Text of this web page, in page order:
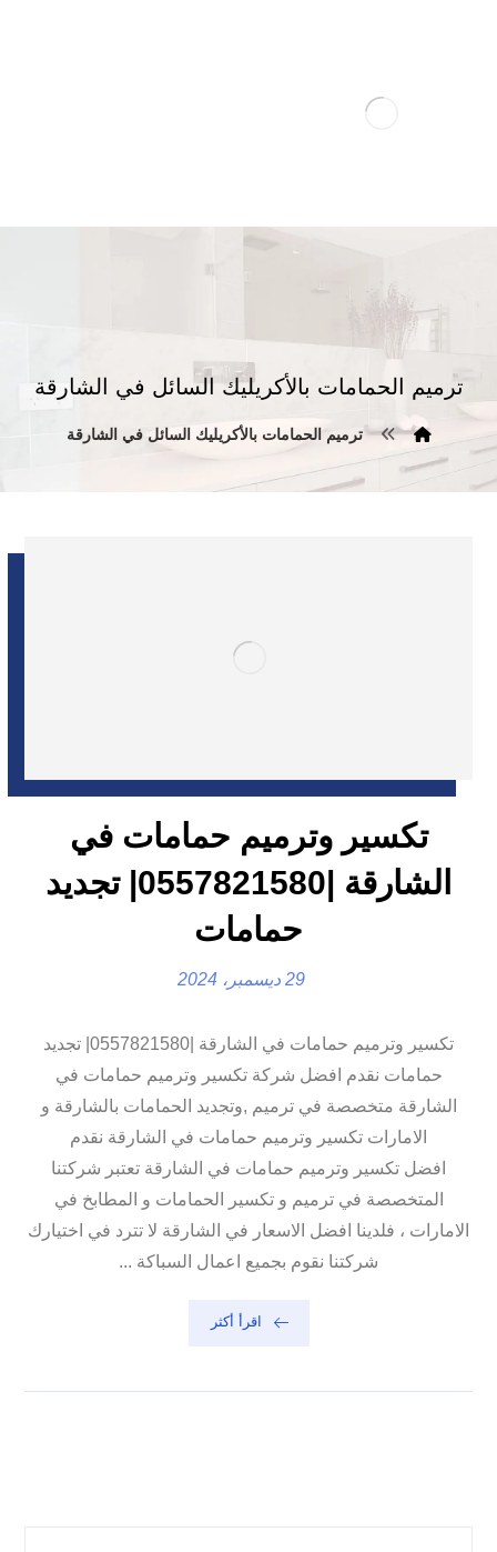
ترميم الحمامات بالأكريليك السائل في الشارقة
ترميم الحمامات بالأكريليك السائل في الشارقة
تكسير وترميم حمامات في
الشارقة |0557821580| تجديد
حمامات
29 ديسمبر، 2024
تكسير وترميم حمامات في الشارقة |0557821580| تجديد
حمامات نقدم افضل شركة تكسير وترميم حمامات في
الشارقة متخصصة في ترميم ,وتجديد الحمامات بالشارقة و
الامارات تكسير وترميم حمامات في الشارقة نقدم
افضل تكسير وترميم حمامات في الشارقة تعتبر شركتنا
المتخصصة في ترميم و تكسير الحمامات و المطابخ في
الامارات ، فلدينا افضل الاسعار في الشارقة لا تترد في اختيارك
شركتنا نقوم بجميع اعمال السباكة ...
اقرأ أكثر